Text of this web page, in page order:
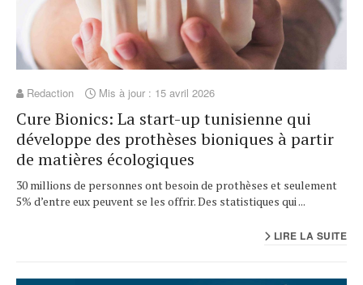
Redaction Mis à jour : 15 avril 2026
Cure Bionics: La start-up tunisienne qui
développe des prothèses bioniques à partir
de matières écologiques
30 millions de personnes ont besoin de prothèses et seulement
5% d’entre eux peuvent se les offrir. Des statistiques qui ...
LIRE LA SUITE